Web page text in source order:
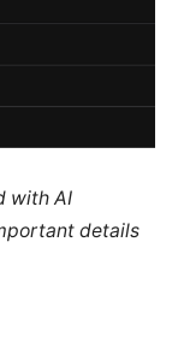
with AI
details